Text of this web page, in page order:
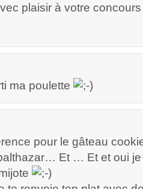
plaisir à votre concours
ma poulette
pour le gâteau
balthazar… Et … Et et oui